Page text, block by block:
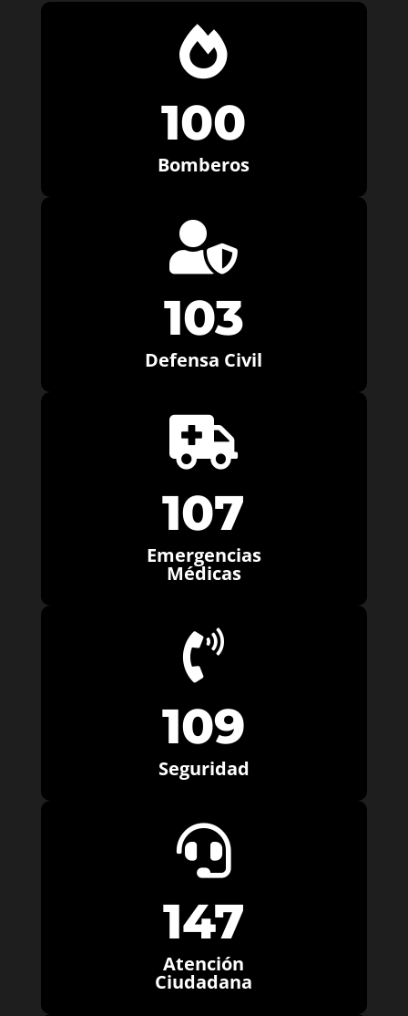

100
Bomberos

103
Defensa Civil

107
Emergencias
Médicas

109
Seguridad

147
Atención
Ciudadana